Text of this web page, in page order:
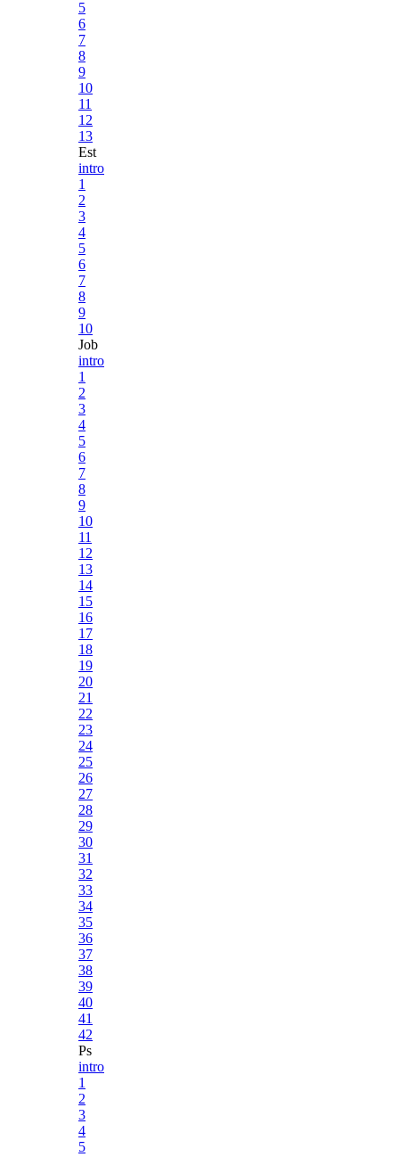
5
6
7
8
9
10
11
12
13
Est
intro
1
2
3
4
5
6
7
8
9
10
Job
intro
1
2
3
4
5
6
7
8
9
10
11
12
13
14
15
16
17
18
19
20
21
22
23
24
25
26
27
28
29
30
31
32
33
34
35
36
37
38
39
40
41
42
Ps
intro
1
2
3
4
5